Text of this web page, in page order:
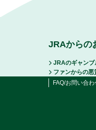
JRAからの
JRAのギャンブ
ファンからの
FAQ/お問い合わ